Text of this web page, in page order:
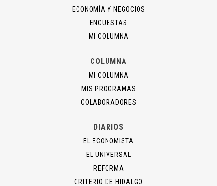
ECONOMÍA Y NEGOCIOS
ENCUESTAS
MI COLUMNA
COLUMNA
MI COLUMNA
MIS PROGRAMAS
COLABORADORES
DIARIOS
EL ECONOMISTA
EL UNIVERSAL
REFORMA
CRITERIO DE HIDALGO